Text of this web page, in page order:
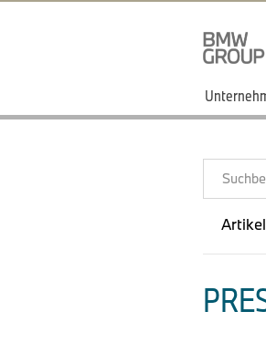
Artikel